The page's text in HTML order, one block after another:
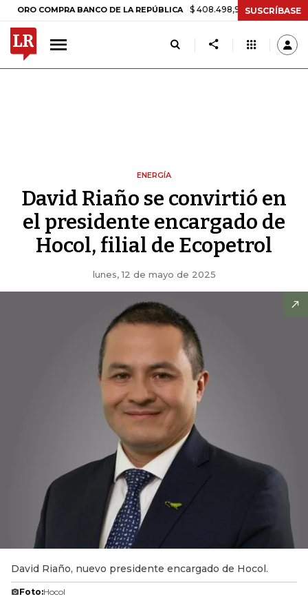
COMPRA BANCO DE LA REPÚBLICA $ 408.498,97 +$ 8.753,81 +2,19%
SUSCRÍBASE
ENERGÍA
David Riaño se convirtió en
el presidente encargado de
Hocol, filial de Ecopetrol
lunes, 12 de mayo de 2025
David Riaño, nuevo presidente encargado de Hocol.
Foto:Hocol